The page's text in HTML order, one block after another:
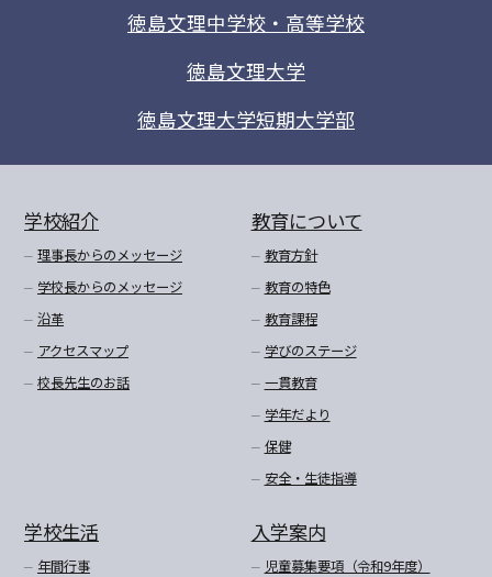
徳島文理中学校・高等学校
徳島文理大学
徳島文理大学短期大学部
学校紹介
理事長からのメッセージ
学校長からのメッセージ
沿革
アクセスマップ
校長先生のお話
教育について
教育方針
教育の特色
教育課程
学びのステージ
一貫教育
学年だより
保健
安全・生徒指導
学校生活
年間行事
入学案内
児童募集要項（令和9年度）